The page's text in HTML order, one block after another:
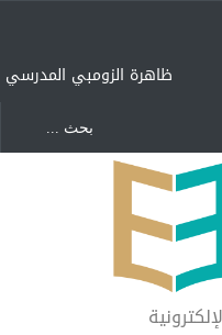
ظاهرة الزومبي المدرسي
"كنت أنضرب ومافيني إلا
العافية" هل هذا مبرر
لاستمرار أسلوب التربية
المتوارث؟
لماذا تعد برامج توعية الأطفال
بخصوصية الجسد وقاية لا
فضول؟